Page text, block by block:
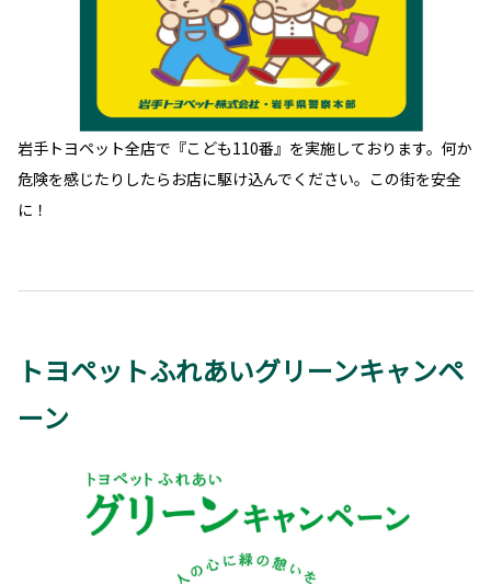
岩手トヨペット全店で『こども110番』を実施しております。何か
危険を感じたりしたらお店に駆け込んでください。この街を安全
に！
トヨペットふれあいグリーンキャンペ
ーン